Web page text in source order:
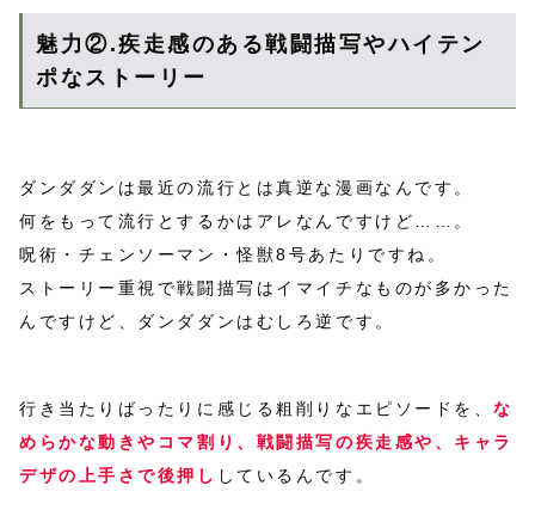
魅力②.疾走感のある戦闘描写やハイテン
ポなストーリー
ダンダダンは最近の流行とは真逆な漫画なんです。
何をもって流行とするかはアレなんですけど……。
呪術・チェンソーマン・怪獣8号あたりですね。
ストーリー重視で戦闘描写はイマイチなものが多かった
んですけど、ダンダダンはむしろ逆です。
行き当たりばったりに感じる粗削りなエピソードを、な
めらかな動きやコマ割り、戦闘描写の疾走感や、キャラ
デザの上手さで後押し しているんです。